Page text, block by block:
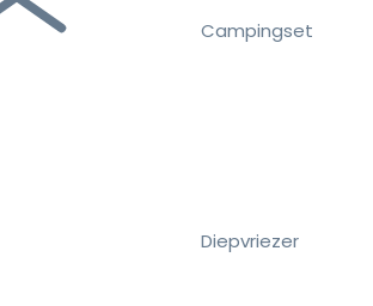
Campingset
Diepvriezer